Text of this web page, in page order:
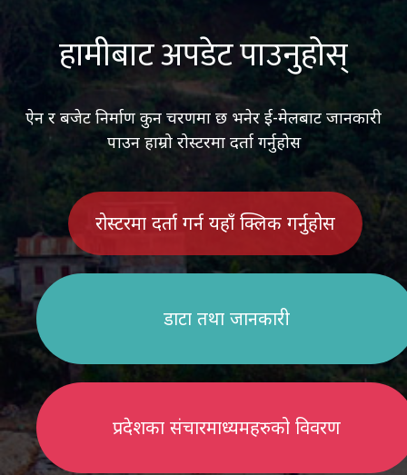
हामीबाट अपडेट पाउनुहोस्
ऐन र बजेट निर्माण कुन चरणमा छ भनेर ई-मेलबाट जानकारी
पाउन हाम्रो रोस्टरमा दर्ता गर्नुहोस
रोस्टरमा दर्ता गर्न यहाँ क्लिक गर्नुहोस
डाटा तथा जानकारी
प्रदेशका संचारमाध्यमहरुको विवरण